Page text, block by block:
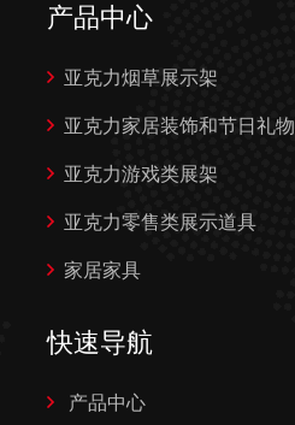
产品中心
亚克力烟草展示架
亚克力家居装饰和节日礼物
亚克力游戏类展架
亚克力零售类展示道具
家居家具
快速导航
产品中心